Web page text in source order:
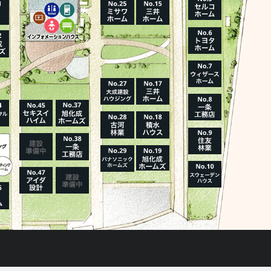
見る
ハウスメーカーの登録数
House Maker
31社 55
モデルハウス一覧へ